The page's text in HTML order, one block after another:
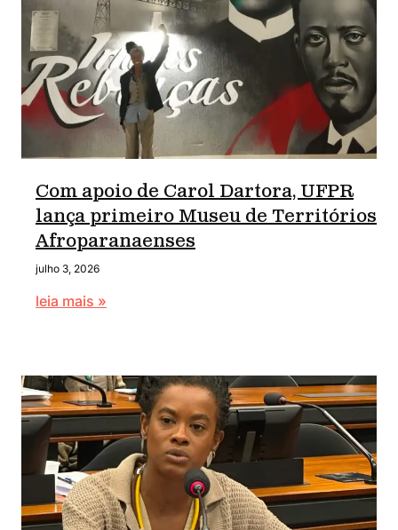
Com apoio de Carol Dartora, UFPR
lança primeiro Museu de Territórios
Afroparanaenses
julho 3, 2026
leia mais »